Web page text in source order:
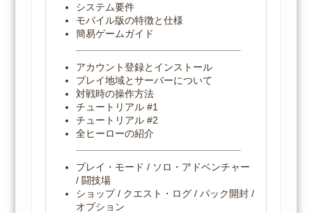
システム要件
モバイル版の特徴と仕様
簡易ゲームガイド
アカウント登録とインストール
プレイ地域とサーバーについて
対戦時の操作方法
チュートリアル #1
チュートリアル #2
全ヒーローの紹介
プレイ・モード / ソロ・アドベンチャー
/ 闘技場
ショップ / クエスト・ログ / パック開封 /
オプション